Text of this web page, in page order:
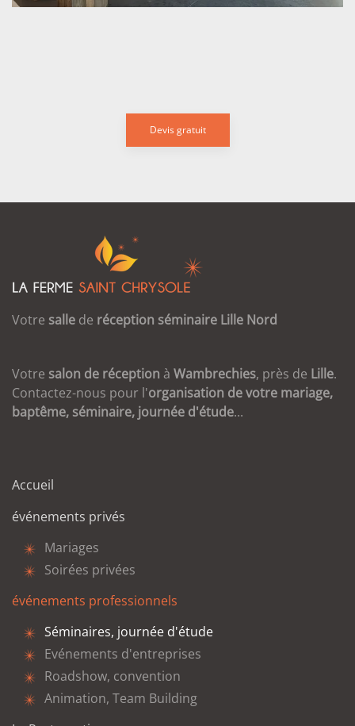
Devis gratuit
Votre salle de réception séminaire Lille Nord
Votre salon de réception à Wambrechies, près de Lille.
Contactez-nous pour l'organisation de votre mariage,
baptême, séminaire, journée d'étude...
Accueil
événements privés
Mariages
Soirées privées
événements professionnels
Séminaires, journée d'étude
Evénements d'entreprises
Roadshow, convention
Animation, Team Building